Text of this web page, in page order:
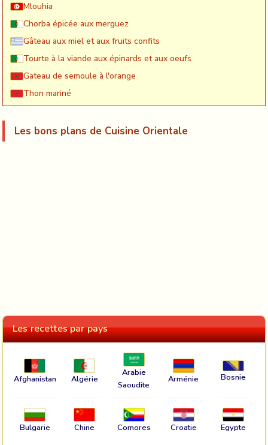
Mlouhia
Chorba épicée aux merguez
Gâteau aux miel et aux fruits confits
Tourte à la viande aux épinards et aux oeufs
Gateau de semoule à l'orange
Thon mariné
Les bons plans de Cuisine Orientale
Les recettes par pays
Afghanistan Algérie
Arabie
Saoudite
Arménie Bosnie
Bulgarie Chine Comores Croatie Egypte